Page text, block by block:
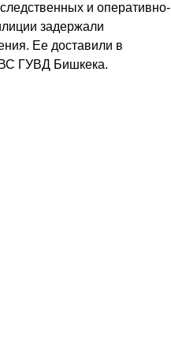
и оперативно-
задержали
Ее доставили в
ГУВД Бишкека.